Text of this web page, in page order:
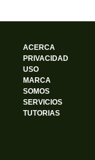
ACERCA
PRIVACIDAD
USO
MARCA
SOMOS
SERVICIOS
TUTORIAS